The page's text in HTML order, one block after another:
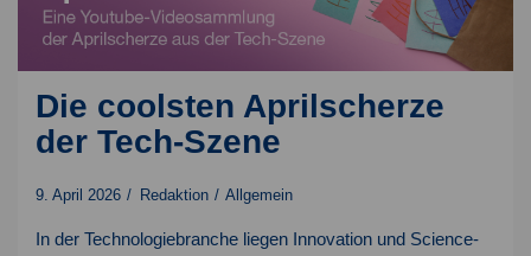
Die coolsten Aprilscherze
der Tech-Szene
9. April 2026 Redaktion Allgemein
In der Technologiebranche liegen Innovation und Science-